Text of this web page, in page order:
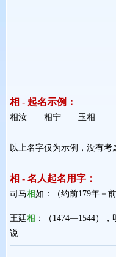
相 - 起名示例：
相汝 相宁 玉相
以上名字仅为示例，没有
相 - 名人起名用字：
司马相如：（约前179年－
王廷相 ：（1474—1544）
说...